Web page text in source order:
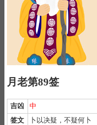
月老第89签
吉凶
中
签文
卜以决疑，不疑何卜